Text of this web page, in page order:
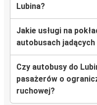
Lubin
Lubin
Lubina?
Jakie usługi na
autobusach jadących
Czy autobusy do
pasażerów o
ruchowej?